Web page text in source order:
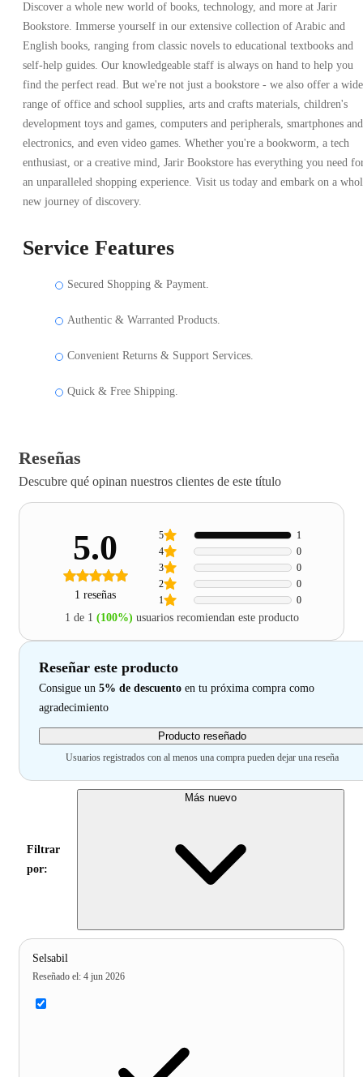
Discover a whole new world of books, technology, and more at Jarir
Bookstore. Immerse yourself in our extensive collection of Arabic and
English books, ranging from classic novels to educational textbooks and
self-help guides. Our knowledgeable staff is always on hand to help you
find the perfect read. But we're not just a bookstore - we also offer a wide
range of office and school supplies, arts and crafts materials, children's
development toys and games, computers and peripherals, smartphones and
electronics, and even video games. Whether you're a bookworm, a tech
enthusiast, or a creative mind, Jarir Bookstore has everything you need
an unparalleled shopping experience. Visit us today and embark on a
new journey of discovery.
Service Features
Secured Shopping & Payment.
Authentic & Warranted Products.
Convenient Returns & Support Services.
Quick & Free Shipping.
Reseñas
Descubre qué opinan nuestros clientes de este título
5.0
1 reseñas 1 0
2 0
3 0
4 0
5 1
1 de 1 (100%) usuarios recomiendan este producto
Reseñar este producto
Consigue un 5% de descuento en tu próxima compra como
agradecimiento
Producto reseñado
Usuarios registrados con al menos una compra pueden dejar una reseña
Filtrar
por:
Más nuevo
Selsabil
Reseñado el: 4 jun 2026